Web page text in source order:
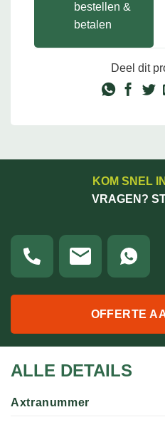
bestellen &
betalen
Deel dit
KOM SNEL
VRAGEN?
OFFERTE
ALLE DETAILS
Axtranummer